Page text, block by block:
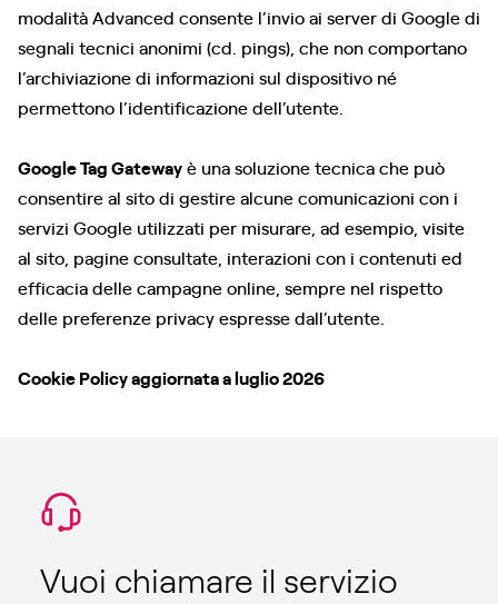
modalità Advanced consente l’invio ai server di Google di
segnali tecnici anonimi (cd. pings), che non comportano
l’archiviazione di informazioni sul dispositivo né
permettono l’identificazione dell’utente.
Google Tag Gatewayè una soluzione tecnica che può
consentire al sito di gestire alcune comunicazioni con i
servizi Google utilizzati per misurare, ad esempio, visite
al sito, pagine consultate, interazioni con i contenuti ed
efficacia delle campagne online, sempre nel rispetto
delle preferenze privacy espresse dall’utente.
Cookie Policy aggiornata a luglio 2026
Vuoi chiamare il servizio